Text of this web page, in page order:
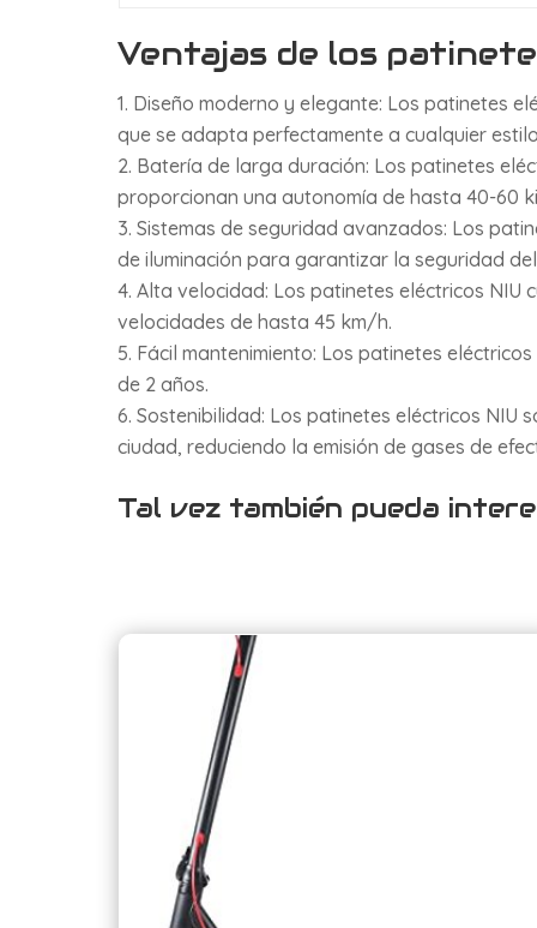
Ventajas de los
Diseño moderno y elegante: Los patinetes
que se adapta perfectamente a cualquier
Batería de larga duración: Los patinetes
proporcionan una autonomía de hasta 40-60
Sistemas de seguridad avanzados: Los
de iluminación para garantizar la seguridad
Alta velocidad: Los patinetes eléctricos NIU
velocidades de hasta 45 km/h.
Fácil mantenimiento: Los patinetes
de 2 años.
Sostenibilidad: Los patinetes eléctricos NIU
ciudad, reduciendo la emisión de gases de
Tal vez también pueda